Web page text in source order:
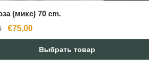
(микс) 70 cm.
Первоначальная
цена
составляла
€75,00Текущая
цена:
€75,00.
Выбрать товар